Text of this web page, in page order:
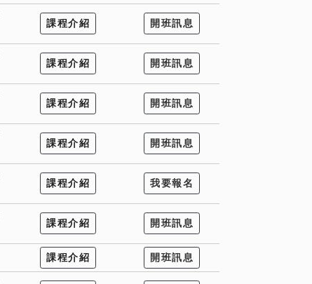
課程介紹 開班訊息
課程介紹 開班訊息
課程介紹 開班訊息
課程介紹 開班訊息
課程介紹 我要報名
課程介紹 開班訊息
課程介紹 開班訊息